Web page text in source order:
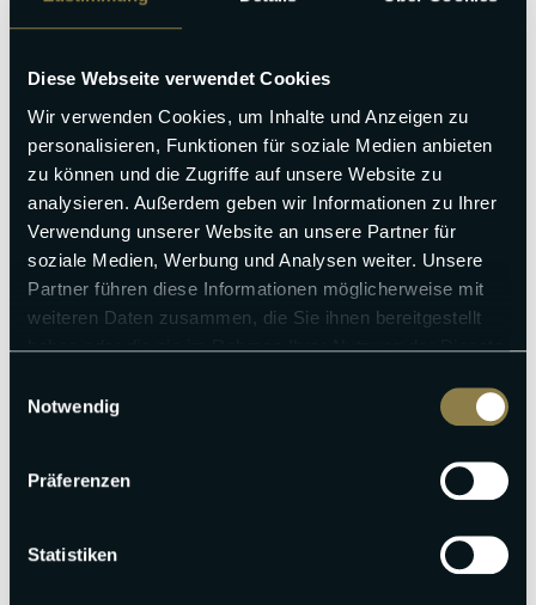
Diese Webseite verwendet Cookies
Wir verwenden Cookies, um Inhalte und Anzeigen zu
personalisieren, Funktionen für soziale Medien anbieten
zu können und die Zugriffe auf unsere Website zu
analysieren. Außerdem geben wir Informationen zu Ihrer
Verwendung unserer Website an unsere Partner für
soziale Medien, Werbung und Analysen weiter. Unsere
Partner führen diese Informationen möglicherweise mit
weiteren Daten zusammen, die Sie ihnen bereitgestellt
haben oder die sie im Rahmen Ihrer Nutzung der Dienste
Notwendig
Präferenzen
Statistiken
Küchenerstausstattung inklusive
+
−
Entfernungen